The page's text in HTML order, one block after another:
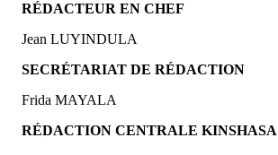
RÉDACTEUR EN CHEF
Jean LUYINDULA
SECRÉTARIAT DE RÉDACTION
Frida MAYALA
RÉDACTION CENTRALE KINSHASA